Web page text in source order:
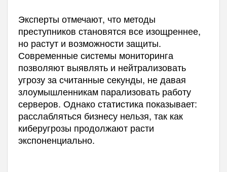
Эксперты отмечают, что методы
преступников становятся все изощреннее,
но растут и возможности защиты.
Современные системы мониторинга
позволяют выявлять и нейтрализовать
угрозу за считанные секунды, не давая
злоумышленникам парализовать работу
серверов. Однако статистика показывает:
расслабляться бизнесу нельзя, так как
киберугрозы продолжают расти
экспоненциально.